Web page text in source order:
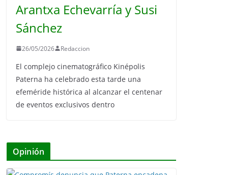
Arantxa Echevarría y Susi
Sánchez
26/05/2026 Redaccion
El complejo cinematográfico Kinépolis
Paterna ha celebrado esta tarde una
efeméride histórica al alcanzar el centenar
de eventos exclusivos dentro
Opinión